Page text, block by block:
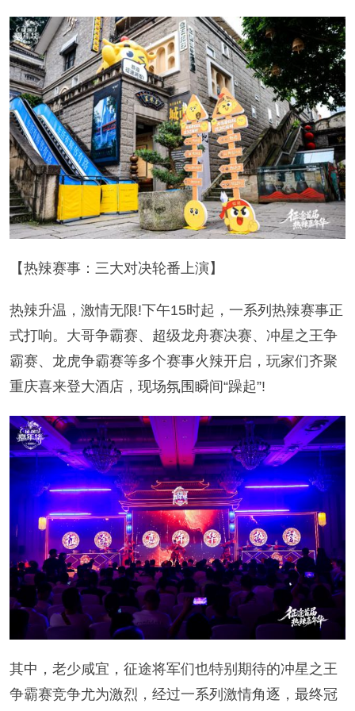
【热辣赛事：三大对决轮番上演】
热辣升温，激情无限!下午15时起，一系列热辣赛事正
式打响。大哥争霸赛、超级龙舟赛决赛、冲星之王争
霸赛、龙虎争霸赛等多个赛事火辣开启，玩家们齐聚
重庆喜来登大酒店，现场氛围瞬间“躁起”!
其中，老少咸宜，征途将军们也特别期待的冲星之王
争霸赛竞争尤为激烈，经过一系列激情角逐，最终冠